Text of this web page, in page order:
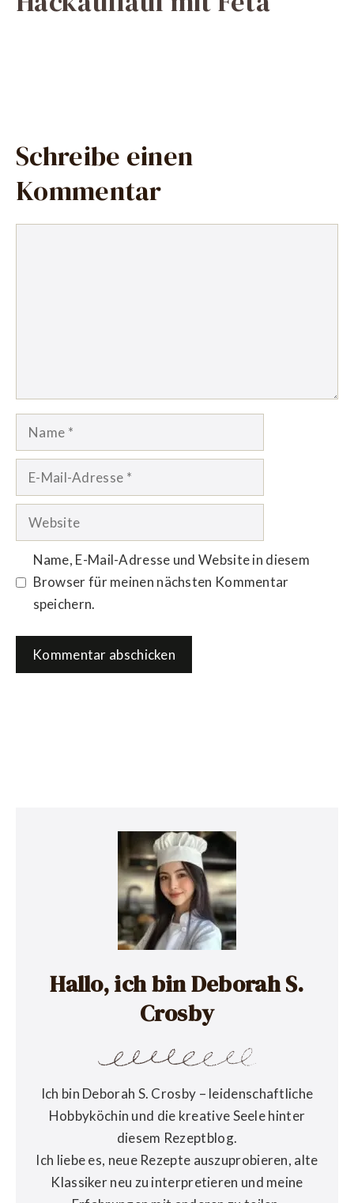
Schreibe einen
Kommentar
Name
Mail-
Adresse
Website
Name, E-Mail-Adresse und Website in diesem
Browser für meinen nächsten Kommentar
speichern.
Hallo, ich bin Deborah S.
Crosby
Ich bin Deborah S. Crosby – leidenschaftliche
Hobbyköchin und die kreative Seele hinter
diesem Rezeptblog.
Ich liebe es, neue Rezepte auszuprobieren, alte
Klassiker neu zu interpretieren und meine